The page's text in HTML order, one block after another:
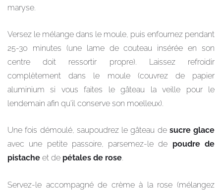
maryse.
Versez le mélange dans le moule, puis enfournez pendant
25-30 minutes (une lame de couteau insérée en son
centre doit ressortir propre). Laissez refroidir
complètement dans le moule (couvrez de papier
aluminium si vous faites le gâteau la veille pour le
lendemain afin qu’il conserve son moelleux).
Une fois démoulé, saupoudrez le gâteau de sucre glace
avec une petite passoire, parsemez-le de poudre de
pistache et de pétales de rose.
Servez-le accompagné de crème à la rose (mélangez